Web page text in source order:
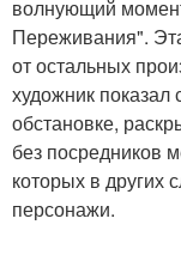
волнующий
Переживания".
от остальных
художник
обстановке,
без посредников
которых в других
персонажи.